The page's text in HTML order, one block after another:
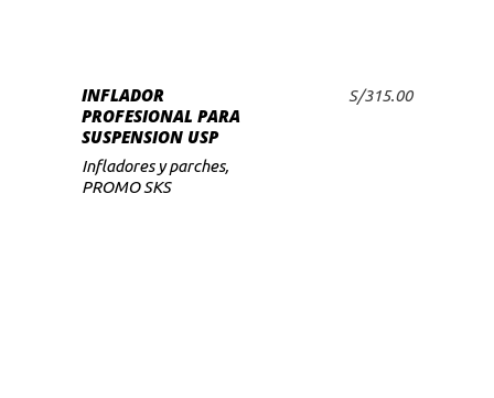
AÑADIR AL CARRITO
INFLADOR
PROFESIONAL PARA
SUSPENSION USP
S/315.00
Infladores y parches,
PROMO SKS